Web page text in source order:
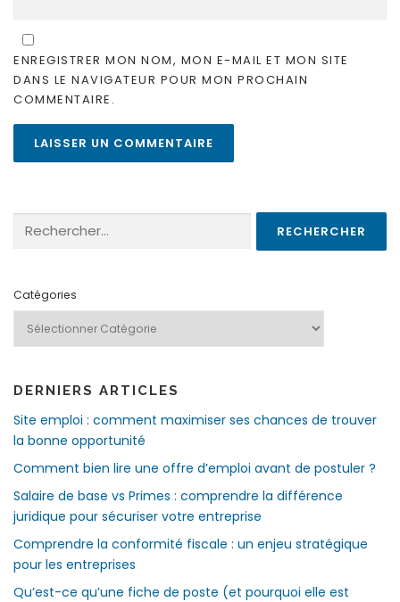
ENREGISTRER MON NOM, MON E-MAIL ET MON SITE
DANS LE NAVIGATEUR POUR MON PROCHAIN
COMMENTAIRE.
Catégories
DERNIERS ARTICLES
Site emploi : comment maximiser ses chances de trouver
la bonne opportunité
Comment bien lire une offre d’emploi avant de postuler ?
Salaire de base vs Primes : comprendre la différence
juridique pour sécuriser votre entreprise
Comprendre la conformité fiscale : un enjeu stratégique
pour les entreprises
Qu’est-ce qu’une fiche de poste (et pourquoi elle est